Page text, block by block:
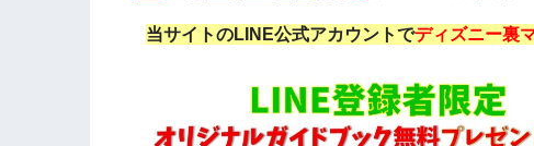
当サイトのLINE公式アカウントでディズニー裏